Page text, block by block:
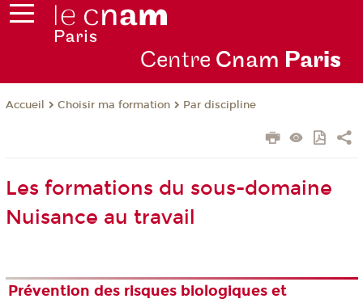
Centre Cnam Paris
Accueil Choisir ma formation Par discipline
Les formations du sous-domaine
Nuisance au travail
Prévention des risques biologiques et